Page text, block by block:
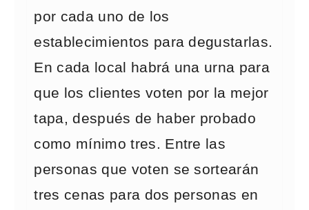
por cada uno de los
establecimientos para degustarlas.
En cada local habrá una urna para
que los clientes voten por la mejor
tapa, después de haber probado
como mínimo tres. Entre las
personas que voten se sortearán
tres cenas para dos personas en